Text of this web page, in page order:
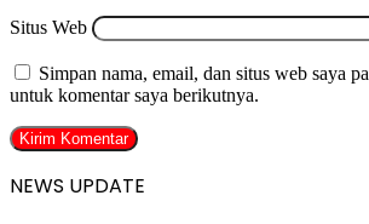
Situs Web
Simpan nama, email, dan situs web saya
untuk komentar saya berikutnya.
NEWS UPDATE